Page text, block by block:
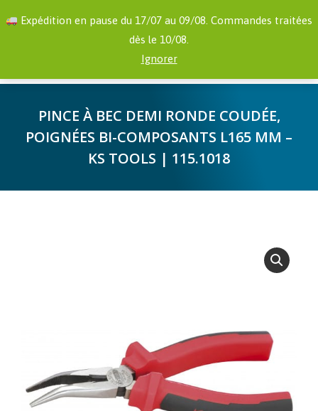
Expédition en pause du 17/07 au 09/08. Commandes traitées
dès le 10/08.
Ignorer
window
opens
window
:
PINCE À BEC DEMI RONDE COUDÉE,
POIGNÉES BI-COMPOSANTS L165 MM –
KS TOOLS | 115.1018